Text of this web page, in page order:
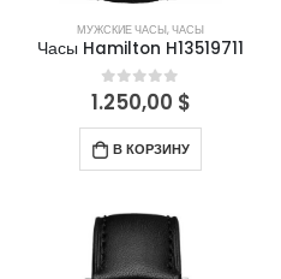
МУЖСКИЕ ЧАСЫ,ЧАСЫ
Часы Hamilton H13519711
0out of 5
1.250,00 $
В КОРЗИНУ